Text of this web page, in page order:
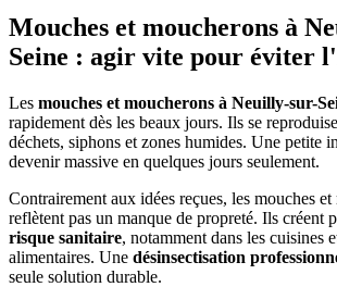
Mouches et moucherons à
Seine : agir vite pour éviter
Les mouches et moucherons à Neuilly-sur-
rapidement dès les beaux jours. Ils se
déchets, siphons et zones humides. Une petite
devenir massive en quelques jours seulement.
Contrairement aux idées reçues, les mouches
reflètent pas un manque de propreté. Ils créent
risque sanitaire, notamment dans les cuisines
alimentaires. Une désinsectisation
seule solution durable.